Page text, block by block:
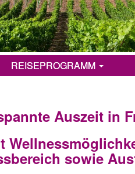
REISEPROGRAMM
Auszeit in
sowie